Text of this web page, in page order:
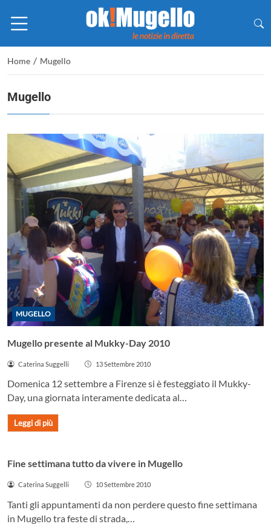
Home / Mugello
Mugello
MUGELLO
Mugello presente al Mukky-Day 2010
Caterina Suggelli 13 Settembre 2010
Domenica 12 settembre a Firenze si è festeggiato il Mukky-
Day, una giornata interamente dedicata al…
Leggi di più
MUGELLO
Fine settimana tutto da vivere in Mugello
Caterina Suggelli 10 Settembre 2010
Tanti gli appuntamenti da non perdere questo fine settimana
in Mugello tra feste di strada,…